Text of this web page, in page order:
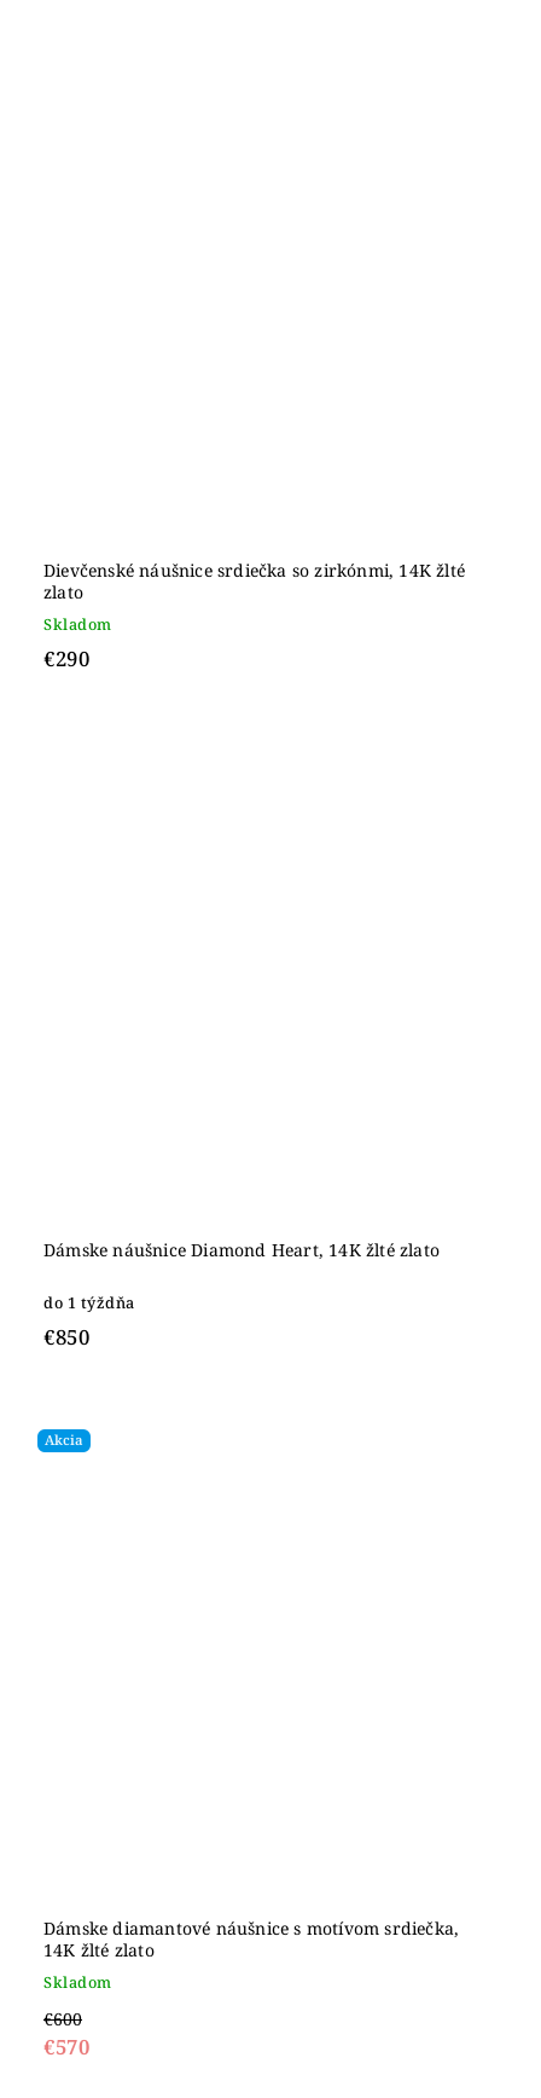
Dievčenské náušnice srdiečka so zirkónmi, 14K žlté
zlato
Skladom
€290
Dámske náušnice Diamond Heart, 14K žlté zlato
do 1 týždňa
€850
Akcia
Dámske diamantové náušnice s motívom srdiečka,
14K žlté zlato
Skladom
€600
€570